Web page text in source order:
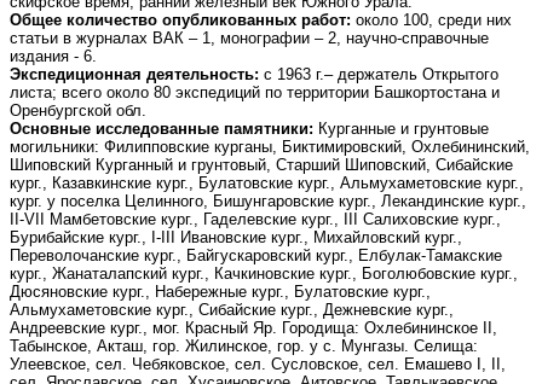
Общее количество опубликованных работ: около 100, среди них
статьи в журналах ВАК – 1, монографии – 2, научно-справочные
издания - 6.
Экспедиционная деятельность: с 1963 г.– держатель Открытого
листа; всего около 80 экспедиций по территории Башкортостана и
Оренбургской обл.
Основные исследованные памятники: Курганные и грунтовые
могильники: Филипповские курганы, Биктимировский, Охлебининский,
Шиповский Курганный и грунтовый, Старший Шиповский, Сибайские
кург., Казавкинские кург., Булатовские кург., Альмухаметовские кург.,
кург. у поселка Целинного, Бишунгаровские кург., Лекандинские кург.,
II-VII Мамбетовские кург., Гаделевские кург., III Салиховские кург.,
Бурибайские кург., I-III Ивановские кург., Михайловский кург.,
Переволочанские кург., Байгускаровский кург., Елбулак-Тамакские
кург., Жанаталапский кург., Качкиновские кург., Боголюбовские кург.,
Дюсяновские кург., Набережные кург., Булатовские кург.,
Альмухаметовские кург., Сибайские кург., Дежневские кург.,
Андреевские кург., мог. Красный Яр. Городища: Охлебининское II,
Табынское, Акташ, гор. Жилинское, гор. у с. Мунгазы. Селища:
Улеевское, сел. Чебяковское, сел. Сусловское, сел. Емашево I, II,